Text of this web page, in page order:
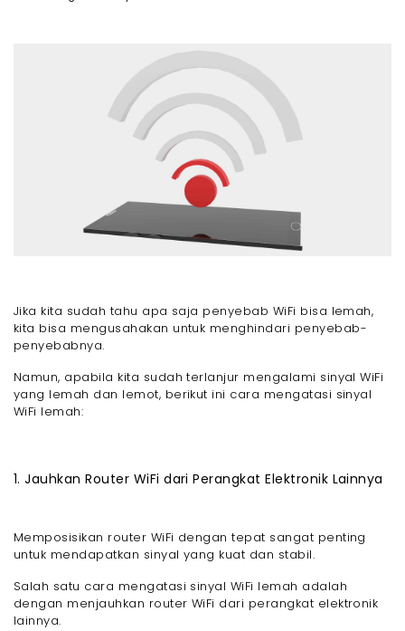
Jika kita sudah tahu apa saja penyebab WiFi bisa lemah,
kita bisa mengusahakan untuk menghindari penyebab-
penyebabnya.
Namun, apabila kita sudah terlanjur mengalami sinyal WiFi
yang lemah dan lemot, berikut ini cara mengatasi sinyal
WiFi lemah:
1. Jauhkan Router WiFi dari Perangkat Elektronik Lainnya
Memposisikan router WiFi dengan tepat sangat penting
untuk mendapatkan sinyal yang kuat dan stabil.
Salah satu cara mengatasi sinyal WiFi lemah adalah
dengan menjauhkan router WiFi dari perangkat elektronik
lainnya.